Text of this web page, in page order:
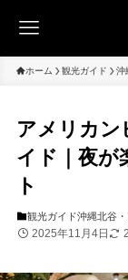
ホーム 観光ガイド 沖
アメリカン
イド｜夜が
ト
観光ガイド沖縄北谷
2025年11月4日